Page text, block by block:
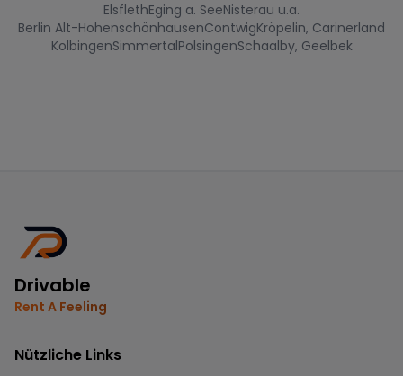
ElsflethEging a. SeeNisterau u.a.
Berlin Alt-HohenschönhausenContwigKröpelin, Carinerland
KolbingenSimmertalPolsingenSchaalby, Geelbek
Drivable
Rent A Feeling
Nützliche Links